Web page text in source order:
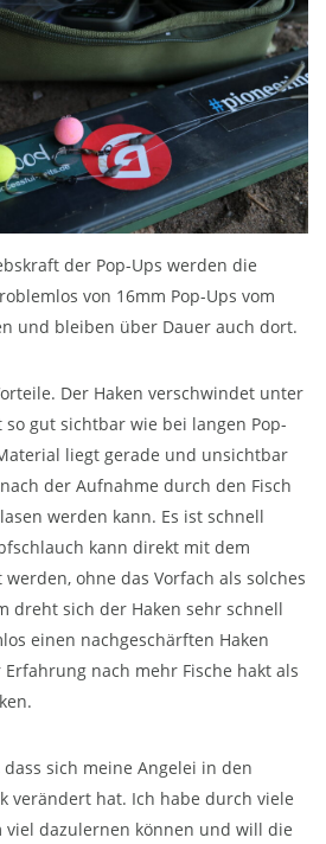
der Pop-Ups werden die
von 16mm Pop-Ups vom
und bleiben über Dauer auch dort.
Der Haken verschwindet unter
gut sichtbar wie bei langen Pop-
liegt gerade und unsichtbar
der Aufnahme durch den Fisch
werden kann. Es ist schnell
kann direkt mit dem
ohne das Vorfach als solches
dreht sich der Haken sehr schnell
einen nachgeschärften Haken
nach mehr Fische hakt als
sich meine Angelei in den
verändert hat. Ich habe durch viele
viel dazulernen können und will die